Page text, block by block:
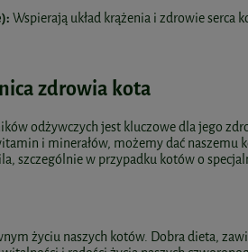
Wspierają układ krążenia i zdrowie serca
zdrowia kota
odżywczych jest kluczowe dla jego
i minerałów, możemy dać naszemu
szczególnie w przypadku kotów o
życiu naszych kotów. Dobra dieta,